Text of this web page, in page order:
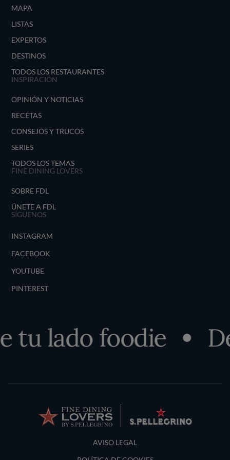
MAPA
LISTAS
EXPERTOS
DESTINOS
TODOS LOS RESTAURANTES
INSPIRACIÓN
OPINIÓN Y NOTICIAS
RECETAS
CONSEJOS Y TRUCOS
SERIES
TODOS LOS TEMAS
FINE DINING LOVERS
SOBRE FDL
ÚNETE A FDL
SÍGUENOS
INSTAGRAM
FACEBOOK
YOUTUBE
PINTEREST
lado foodie
Terms and Conditions
AVISO LEGAL